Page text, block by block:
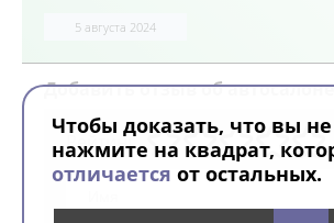
5 августа 2024
Добавитьотзыв об
Рейтинг
Чтобы доказать, что вы не
нажмите на квадрат,
отличается от остальных.